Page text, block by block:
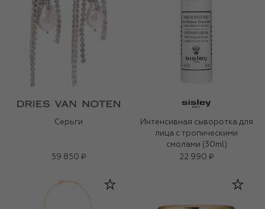
Серьги
59 850 ₽
Интенсивная сыворотка для
лица с тропическими
смолами (30ml)
22 990 ₽